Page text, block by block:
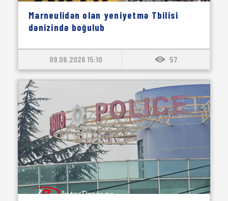
Marneulidən olan yeniyetmə Tbilisi
dənizində boğulub
09.08.2026 15:10 57